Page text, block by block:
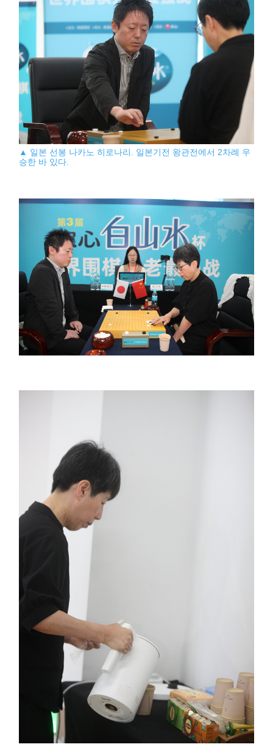
▲ 일본 선봉 나카노 히로나리. 일본기전 왕관전에서 2차례 우
승한 바 있다.